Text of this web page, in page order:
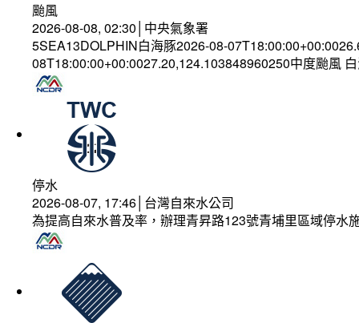
颱風
2026-08-08, 02:30│中央氣象署
5SEA13DOLPHIN白海豚2026-08-
08T18:00:00+00:0027.20,124.103848960250中度颱風
停水
2026-08-07, 17:46│台灣自來水公司
為提高自來水普及率，辦理青昇路123號青埔里區域停水